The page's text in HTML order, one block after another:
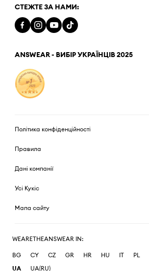
СТЕЖТЕ ЗА НАМИ:
ANSWEAR - ВИБІР УКРАЇНЦІВ 2025
Політика конфіденційності
Правила
Дані компанії
Усі Кукіс
Мапа сайту
WEARETHEANSWEAR IN:
BG CY CZ GR HR HU IT PL
UA
UA(RU)